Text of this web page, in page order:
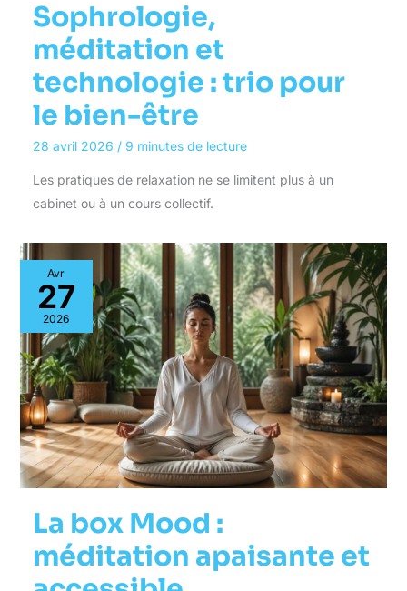
Sophrologie,
méditation et
technologie : trio pour
le bien-être
28 avril 2026 / 9 minutes de lecture
Les pratiques de relaxation ne se limitent plus à un
cabinet ou à un cours collectif.
Avr
27
2026
La box Mood :
méditation apaisante et